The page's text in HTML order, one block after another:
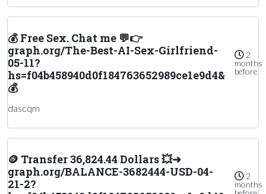
💰 Free Sex. Chat me 💬👉
graph.org/The-Best-AI-Sex-Girlfriend-
05-11?
hs=f04b458940d0f184763652989ce1e9d4&
💰
2
months
before
dascqm
🪙 Transfer 36,824.44 Dollars 💥➜
graph.org/BALANCE-3682444-USD-04-
21-2?
2
months